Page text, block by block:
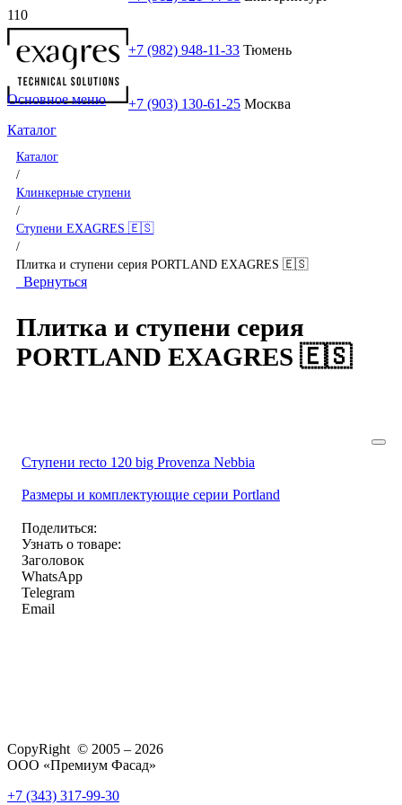
+7 (982) 948-11-33 Тюмень
+7 (903) 130-61-25 Москва
Основное меню
Каталог
Каталог
/
Клинкерные ступени
/
Ступени EXAGRES 🇪🇸
/
Плитка и ступени серия PORTLAND EXAGRES 🇪🇸
Вернуться
Плитка и ступени серия
PORTLAND EXAGRES 🇪🇸
Ступени recto 120 big Provenza Nebbia
Размеры и комплектующие серии Portland
Поделиться:
Узнать о товаре:
Заголовок
WhatsApp
Telegram
Email
CopyRight © 2005 – 2026
ООО «Премиум Фасад»
+7 (343) 317-99-30